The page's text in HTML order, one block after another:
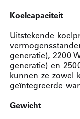
Koelcapaciteit
Uitstekende
generatie), 2200
generatie) en
kunnen ze zowel
geïntegreerde
Gewicht